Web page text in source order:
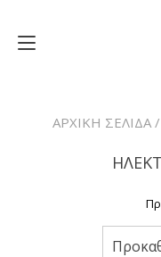
contentToggle
ΑΡΧΙΚΉ ΣΕΛΊΔΑ/